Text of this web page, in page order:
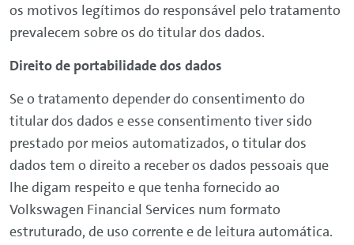
os motivos legítimos do responsável pelo tratamento
prevalecem sobre os do titular dos dados.
Direito de portabilidade dos dados
Se o tratamento depender do consentimento do
titular dos dados e esse consentimento tiver sido
prestado por meios automatizados, o titular dos
dados tem o direito a receber os dados pessoais que
lhe digam respeito e que tenha fornecido ao
Volkswagen Financial Services num formato
estruturado, de uso corrente e de leitura automática.